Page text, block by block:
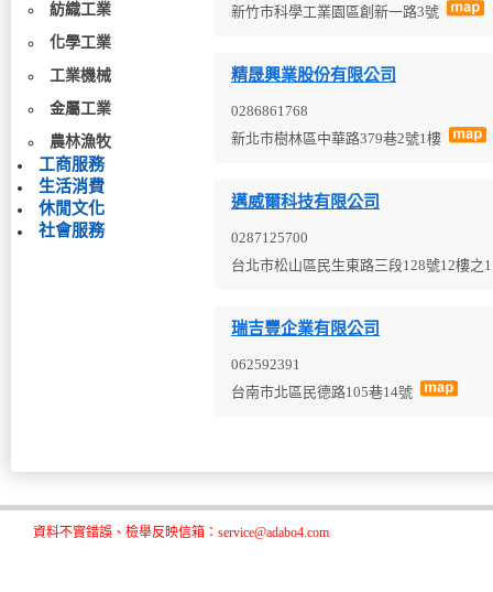
紡織工業
化學工業
工業機械
金屬工業
農林漁牧
工商服務
生活消費
休閒文化
社會服務
新竹市科學工業園區創新一路3號
精晟興業股份有限公司
0286861768
新北市樹林區中華路379巷2號1樓
邁威爾科技有限公司
0287125700
台北市松山區民生東路三段128號12樓之
瑞吉豐企業有限公司
062592391
台南市北區民德路105巷14號
資料不實錯誤、檢舉反映信箱：service@adabo4.com